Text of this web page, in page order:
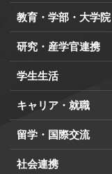
教育・学部・大学院
研究・産学官連携
学生生活
キャリア・就職
留学・国際交流
社会連携